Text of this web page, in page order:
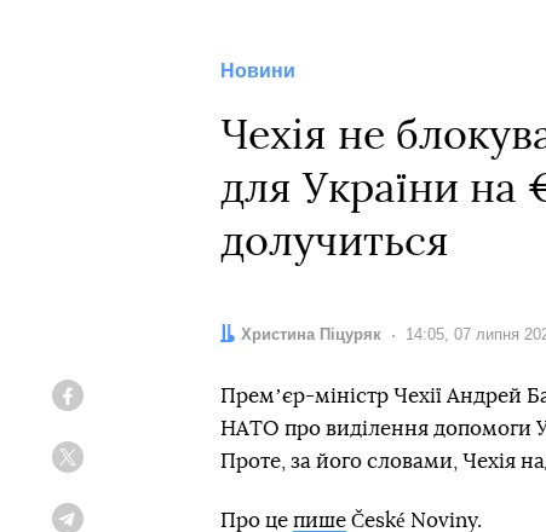
Новини
Чехія не
для України на
долучиться
Автор:
Христина Піцуряк Дата:
14:05, 07 липня
Премʼєр-міністр Чехії Андрей
НАТО про виділення допомоги
Проте, за його словами, Чехія
Про це пише České Noviny.